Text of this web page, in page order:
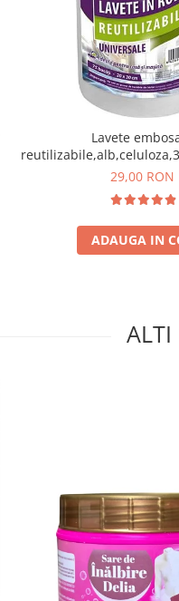
Lavete
75 bucati
29,00 RON
ADAUGA IN
ALTI